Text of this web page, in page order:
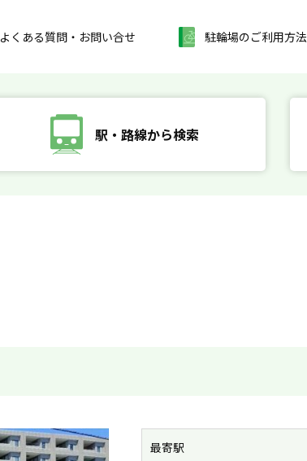
よくある質問・お問い合せ 駐輪場のご利用方法
駅・路線から検索
最寄駅